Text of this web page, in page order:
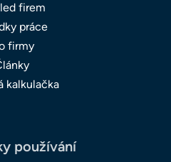
firem
práce
firmy
kalkulačka
používání